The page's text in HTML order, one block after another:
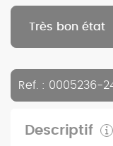
Très bon état
Ref. : 0005236-
Descriptif